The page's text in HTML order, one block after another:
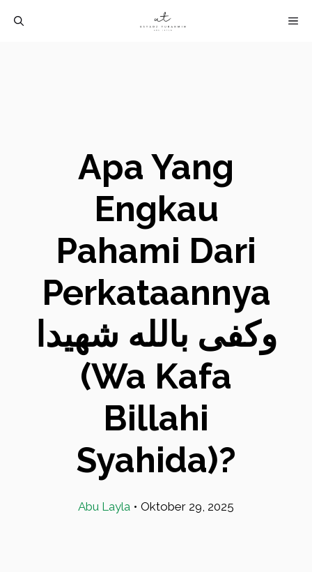
Apa Yang
Engkau
Pahami Dari
Perkataannya
وكفى بالله شهيدا
(Wa Kafa
Billahi
Syahida)?
Abu Layla • Oktober 29, 2025